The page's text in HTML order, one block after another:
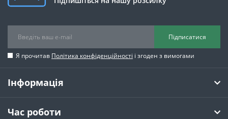
Підписатися
Я прочитав Політика конфіденційності і згоден з вимогами
Інформація
Час роботи